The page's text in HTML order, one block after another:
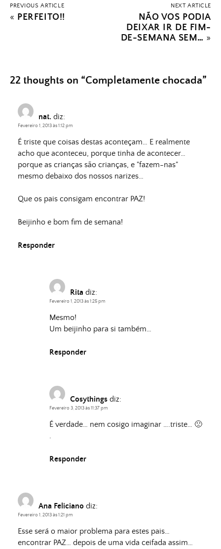
PREVIOUS ARTICLE
« PERFEITO!!
NEXT ARTICLE
NÃO VOS PODIA
DEIXAR IR DE FIM-
DE-SEMANA SEM… »
22 thoughts on “Completamente chocada”
nat. diz:
Fevereiro 1, 2013 às 1:12 pm
É triste que coisas destas aconteçam… E realmente
acho que aconteceu, porque tinha de acontecer…
porque as crianças são crianças, e "fazem-nas"
mesmo debaixo dos nossos narizes…
Que os pais consigam encontrar PAZ!
Beijinho e bom fim de semana!
Responder
Rita diz:
Fevereiro 1, 2013 às 1:25 pm
Mesmo!
Um beijinho para si também…
Responder
Cosythings diz:
Fevereiro 3, 2013 às 11:37 pm
É verdade… nem cosigo imaginar ….triste… 🙁
.
Responder
Ana Feliciano diz:
Fevereiro 1, 2013 às 1:21 pm
Esse será o maior problema para estes pais…
encontrar PAZ… depois de uma vida ceifada assim…